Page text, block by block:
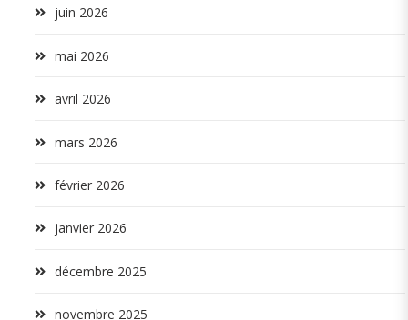
juin 2026
mai 2026
avril 2026
mars 2026
février 2026
janvier 2026
décembre 2025
novembre 2025